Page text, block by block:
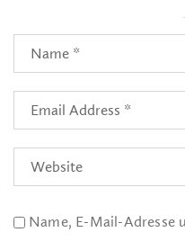
Name, E-Mail-Adresse